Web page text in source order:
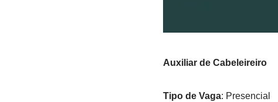
Auxiliar de Cabeleireiro
Tipo de Vaga: Presencial